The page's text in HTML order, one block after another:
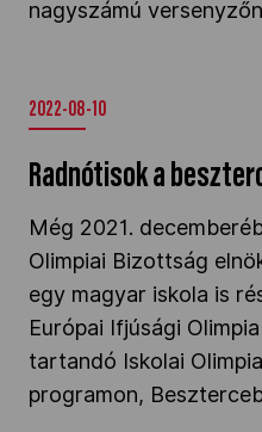
nagyszámú
2022-08-10
Radnótisok a
Még 2021.
Olimpiai Bizottság
egy magyar iskola is
Európai Ifjúsági
tartandó Iskolai
programon,